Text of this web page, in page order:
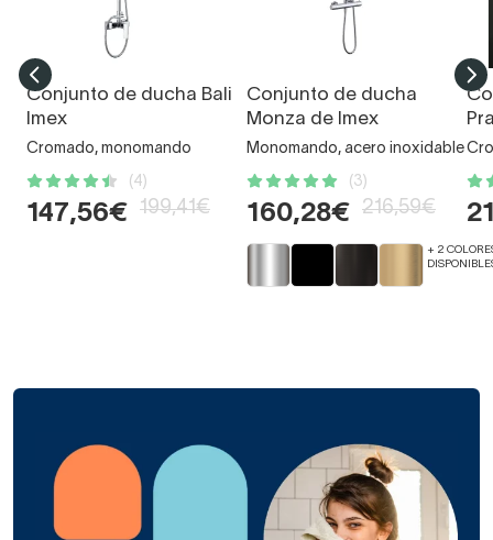
Conjunto de ducha Bali
Imex
Cromado, monomando
(4)
147,56€ 199,41€
Conjunto de ducha
Monza de Imex
Monomando, acero inoxidable
(3)
160,28€ 216,59€
+ 2